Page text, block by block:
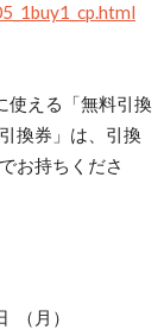
使える「無料引換
換券」は、引換
お持ちくださ
（月）